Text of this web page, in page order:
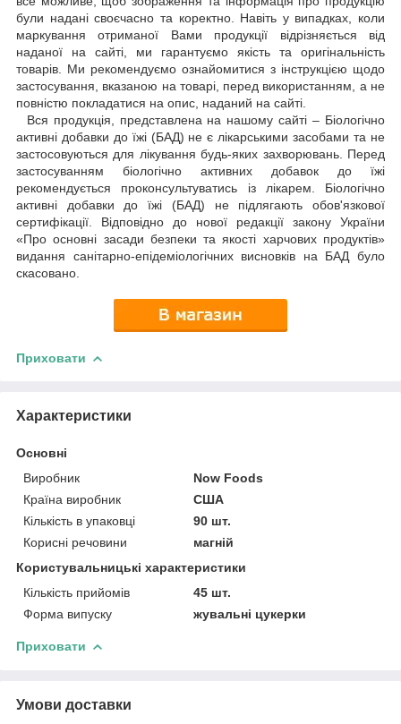
були надані своєчасно та коректно. Навіть у випадках, коли
маркування отриманої Вами продукції відрізняється від
наданої на сайті, ми гарантуємо якість та оригінальність
товарів. Ми рекомендуємо ознайомитися з інструкцією щодо
застосування, вказаною на товарі, перед використанням, а не
повністю покладатися на опис, наданий на сайті.
Вся продукція, представлена на нашому сайті – Біологічно
активні добавки до їжі (БАД) не є лікарськими засобами та не
застосовуються для лікування будь-яких захворювань. Перед
застосуванням біологічно активних добавок до їжі
рекомендується проконсультуватись із лікарем. Біологічно
активні добавки до їжі (БАД) не підлягають обов'язкової
сертифікації. Відповідно до нової редакції закону України
«Про основні засади безпеки та якості харчових продуктів»
видання санітарно-епідеміологічних висновків на БАД було
скасовано.
Приховати
Характеристики
Основні
Виробник
Now Foods
Країна виробник
США
Кількість в упаковці
90 шт.
Корисні речовини
магній
Користувальницькі характеристики
Кількість прийомів
45 шт.
Форма випуску
жувальні цукерки
Приховати
Умови доставки